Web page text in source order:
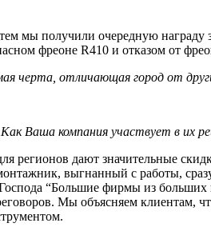
мы получили очередную награду
фреоне R410 и отказом от
черта, отличающая город от
Ваша компания участвует в их
дают значительные
выгнанный с работы,
“Большие фирмы из больших
Мы объясняем клиентам,